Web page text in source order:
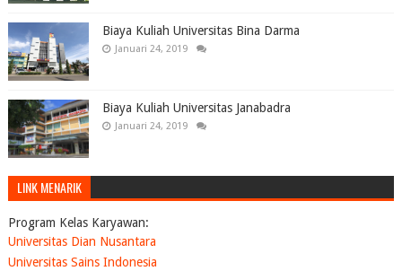
Biaya Kuliah Universitas Bina Darma
Januari 24, 2019
Biaya Kuliah Universitas Janabadra
Januari 24, 2019
LINK MENARIK
Program Kelas Karyawan:
Universitas Dian Nusantara
Universitas Sains Indonesia